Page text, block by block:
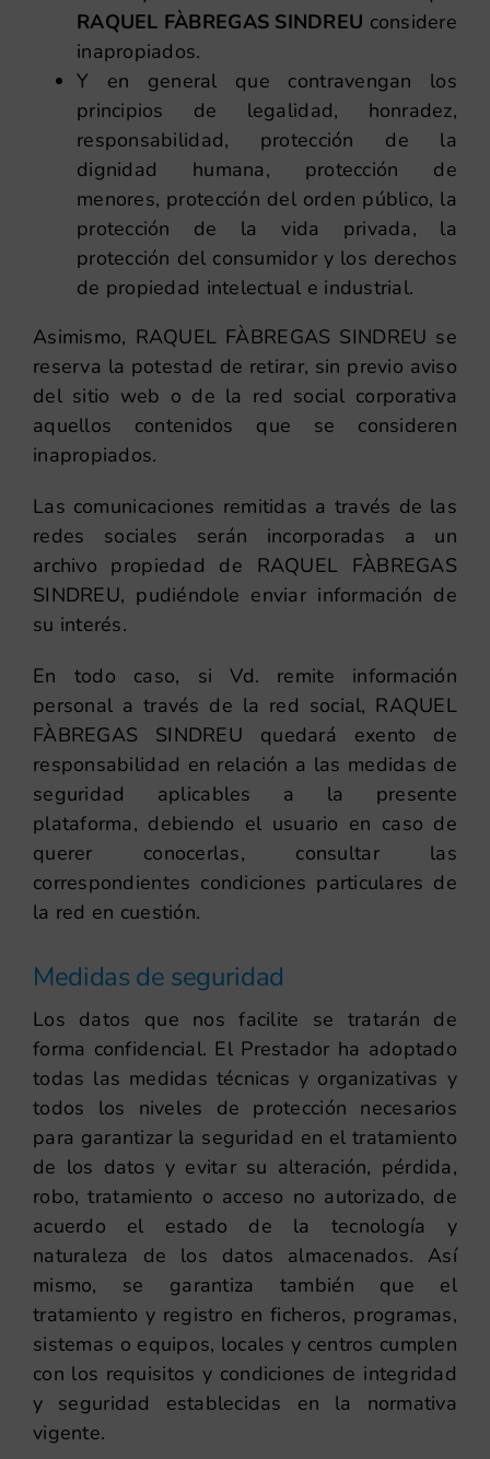
RAQUEL FÀBREGAS SINDREU considere
inapropiados.
Y en general que contravengan los
principios de legalidad, honradez,
responsabilidad, protección de la
dignidad humana, protección de
menores, protección del orden público, la
protección de la vida privada, la
protección del consumidor y los derechos
de propiedad intelectual e industrial.
Asimismo, RAQUEL FÀBREGAS SINDREU se
reserva la potestad de retirar, sin previo aviso
del sitio web o de la red social corporativa
aquellos contenidos que se consideren
inapropiados.
Las comunicaciones remitidas a través de las
redes sociales serán incorporadas a un
archivo propiedad de RAQUEL FÀBREGAS
SINDREU, pudiéndole enviar información de
su interés.
En todo caso, si Vd. remite información
personal a través de la red social, RAQUEL
FÀBREGAS SINDREU quedará exento de
responsabilidad en relación a las medidas de
seguridad aplicables a la presente
plataforma, debiendo el usuario en caso de
querer conocerlas, consultar las
correspondientes condiciones particulares de
la red en cuestión.
Medidas de seguridad
Los datos que nos facilite se tratarán de
forma confidencial. El Prestador ha adoptado
todas las medidas técnicas y organizativas y
todos los niveles de protección necesarios
para garantizar la seguridad en el tratamiento
de los datos y evitar su alteración, pérdida,
robo, tratamiento o acceso no autorizado, de
acuerdo el estado de la tecnología y
naturaleza de los datos almacenados. Así
mismo, se garantiza también que el
tratamiento y registro en ficheros, programas,
sistemas o equipos, locales y centros cumplen
con los requisitos y condiciones de integridad
y seguridad establecidas en la normativa
vigente.